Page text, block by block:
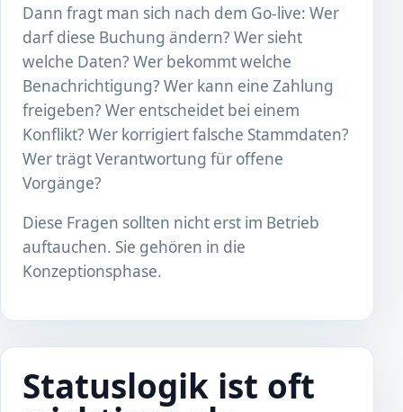
Dann fragt man sich nach dem Go-live: Wer
darf diese Buchung ändern? Wer sieht
welche Daten? Wer bekommt welche
Benachrichtigung? Wer kann eine Zahlung
freigeben? Wer entscheidet bei einem
Konflikt? Wer korrigiert falsche Stammdaten?
Wer trägt Verantwortung für offene
Vorgänge?
Diese Fragen sollten nicht erst im Betrieb
auftauchen. Sie gehören in die
Konzeptionsphase.
Statuslogik ist oft